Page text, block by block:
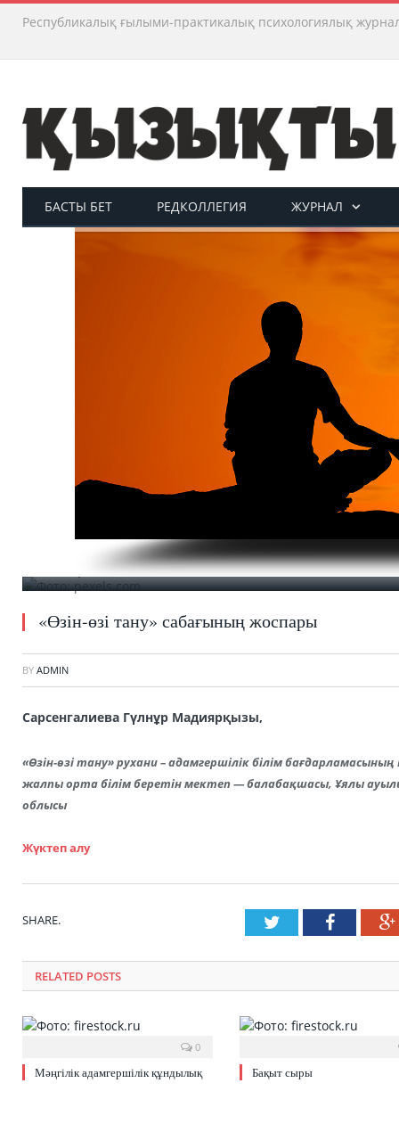
Республикалық ғылыми-практикалық психологиялық
БАСТЫ БЕТ РЕДКОЛЛЕГИЯ ЖУРНАЛ
Фото: pexels.com
«Өзін-өзі тану» сабағының жоспары
BY ADMIN
Сарсенгалиева Гүлнұр Мадиярқызы,
«Өзін-өзі тану» рухани – адамгершілік білім бағдарламасының
жалпы орта білім беретін мектеп — балабақшасы, Ұялы
облысы
Жүктеп алу
SHARE. Twitter
RELATED POSTS
0
Мәңгілік адамгершілік құндылық Бақыт сыры